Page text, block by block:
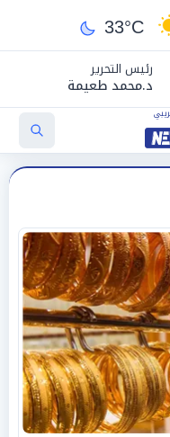
33°C
رئيس التحرير
د.محمد طعيمة